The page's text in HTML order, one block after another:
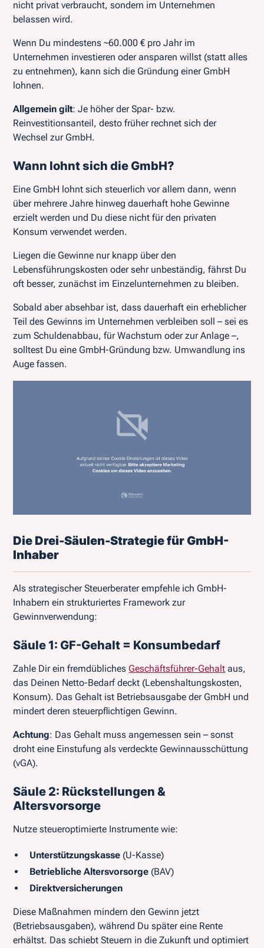
nicht privat verbraucht, sondern im Unternehmen
belassen wird.
Wenn Du mindestens ~60.000 € pro Jahr im
Unternehmen investieren oder ansparen willst (statt alles
zu entnehmen), kann sich die Gründung einer GmbH
lohnen.
Allgemein gilt: Je höher der Spar- bzw.
Reinvestitionsanteil, desto früher rechnet sich der
Wechsel zur GmbH.
Wann lohnt sich die GmbH?
Eine GmbH lohnt sich steuerlich vor allem dann, wenn
über mehrere Jahre hinweg dauerhaft hohe Gewinne
erzielt werden und Du diese nicht für den privaten
Konsum verwendet werden.
Liegen die Gewinne nur knapp über den
Lebensführungskosten oder sehr unbeständig, fährst Du
oft besser, zunächst im Einzelunternehmen zu bleiben.
Sobald aber absehbar ist, dass dauerhaft ein erheblicher
Teil des Gewinns im Unternehmen verbleiben soll – sei es
zum Schuldenabbau, für Wachstum oder zur Anlage –,
solltest Du eine GmbH-Gründung bzw. Umwandlung ins
Auge fassen.
Die Drei-Säulen-Strategie für GmbH-
Inhaber
Als strategischer Steuerberater empfehle ich GmbH-
Inhabern ein strukturiertes Framework zur
Gewinnverwendung:
Säule 1: GF-Gehalt = Konsumbedarf
Zahle Dir ein fremdüblichesGeschäftsführer-Gehalt aus,
das Deinen Netto-Bedarf deckt (Lebenshaltungskosten,
Konsum). Das Gehalt ist Betriebsausgabe der GmbH und
mindert deren steuerpflichtigen Gewinn.
Achtung: Das Gehalt muss angemessen sein – sonst
droht eine Einstufung als verdeckte Gewinnausschüttung
(vGA).
Säule 2: Rückstellungen &
Altersvorsorge
Nutze steueroptimierte Instrumente wie:
Unterstützungskasse (U-Kasse)
Betriebliche Altersvorsorge (BAV)
Direktversicherungen
Diese Maßnahmen mindern den Gewinn jetzt
(Betriebsausgaben), während Du später eine Rente
erhältst. Das schiebt Steuern in die Zukunft und optimiert